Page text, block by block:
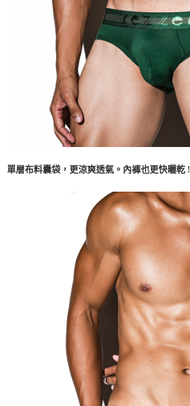
單層布料囊袋，更涼爽透氣。內褲也更快曬乾 !